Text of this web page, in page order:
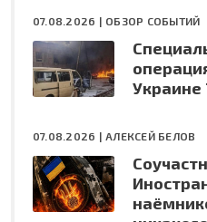
07.08.2026 | ОБЗОР СОБЫТИЙ
Украине
07.08.2026 | АЛЕКСЕЙ БЕЛОВ